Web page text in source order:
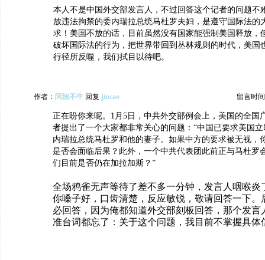
本人不是中国外交部发言人，不过回答这个记者的问题不
放违法拘禁的委内瑞拉总统马杜罗夫妇，是遵守国际法的
求！美国不放的话，目前虽然没有国家能强制美国释放，
破坏国际法的行为，把世界带回到丛林规则的时代，美国
行径所反噬，我们拭目以待吧。
作者： 阿妞不牛 回复 jincao 留言时
正在盼你来呢。1月5日，中共外交部例会上，美国的全国
者提出了一个大家都非常关心的问题：“中国已要求美国
内瑞拉总统马杜罗和他的妻子。如果中方的要求被无视，
是否会面临后果？此外，一个中共代表团此前正与马杜罗
们目前是否仍在加拉加斯？”
全场鸦雀无声等待了差不多一分钟，发言人咽喉炎
你嗓子好，口齿清楚，反应敏锐，敬请回答一下。
必回答，因为俺都知道外交部刻板回答，那个发言
准台词都忘了：关于这个问题，我目前不掌握